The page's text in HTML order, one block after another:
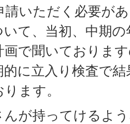
請いただく必要が
て、当初、中期
画で聞いておりま
的に立入り検査で
ます。
んが持ってけるよ